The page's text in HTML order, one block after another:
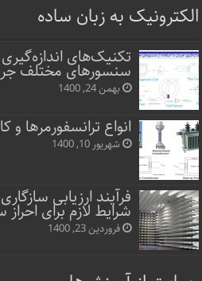
الکترونیک به زبان ساده
تکنیک‌های
سنسورهای مختلف
بهمن 24, 1400
انواع ترانسفورمرها و
شهریور 10, 1400
فرآیند ارزیابی
شرایط لازم برای احراز
فروردین 23, 1400